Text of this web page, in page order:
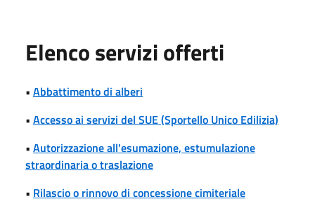
Elenco servizi offerti
• Abbattimento di alberi
• Accesso ai servizi del SUE (Sportello Unico Edilizia)
• Autorizzazione all'esumazione, estumulazione
straordinaria o traslazione
• Rilascio o rinnovo di concessione cimiteriale